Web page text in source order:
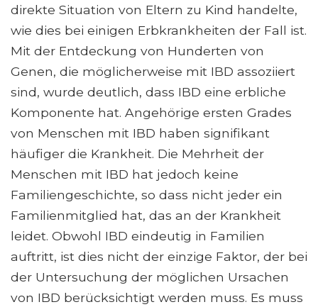
direkte Situation von Eltern zu Kind handelte,
wie dies bei einigen Erbkrankheiten der Fall ist.
Mit der Entdeckung von Hunderten von
Genen, die möglicherweise mit IBD assoziiert
sind, wurde deutlich, dass IBD eine erbliche
Komponente hat. Angehörige ersten Grades
von Menschen mit IBD haben signifikant
häufiger die Krankheit. Die Mehrheit der
Menschen mit IBD hat jedoch keine
Familiengeschichte, so dass nicht jeder ein
Familienmitglied hat, das an der Krankheit
leidet. Obwohl IBD eindeutig in Familien
auftritt, ist dies nicht der einzige Faktor, der bei
der Untersuchung der möglichen Ursachen
von IBD berücksichtigt werden muss. Es muss